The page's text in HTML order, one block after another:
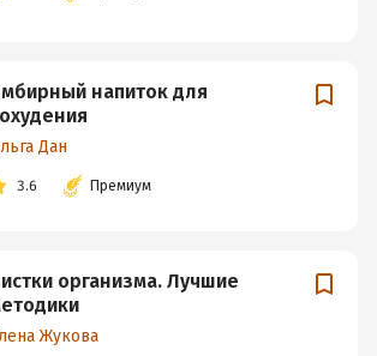
напиток для
Дан
3.6 Премиум
организма. Лучшие
Жукова